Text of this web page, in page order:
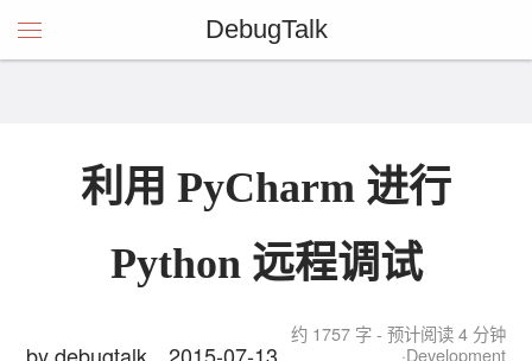
DebugTalk
利用 PyCharm 进行
Python 远程调试
约 1757 字 - 预计阅读 4 分钟
Development